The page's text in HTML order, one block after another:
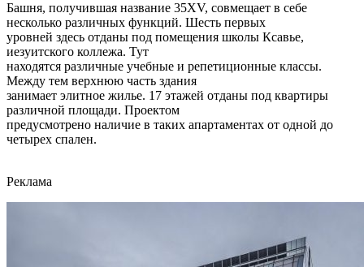
Башня, получившая название 35XV, совмещает в себе
несколько различных функций. Шесть первых
уровней здесь отданы под помещения школы Ксавье,
иезуитского коллежа. Тут
находятся различные учебные и репетиционные классы.
Между тем верхнюю часть здания
занимает элитное жилье. 17 этажей отданы под квартиры
различной площади. Проектом
предусмотрено наличие в таких апартаментах от одной до
четырех спален.
Реклама